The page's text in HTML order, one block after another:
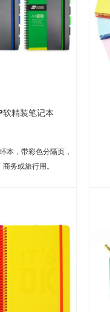
精装笔记本
本，带彩色分隔页，
务或旅行用。